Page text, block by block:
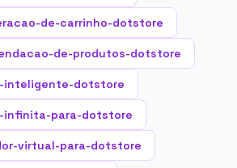
de-carrinho-dotstore
de-produtos-dotstore
inteligente-dotstore
infinita-para-dotstore
virtual-para-dotstore